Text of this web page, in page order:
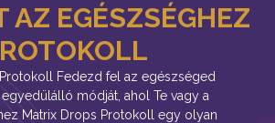
EGÉSZSÉGHEZ
Fedezd fel az egészséged
módját, ahol Te vagy a
Matrix Drops Protokoll egy olyan